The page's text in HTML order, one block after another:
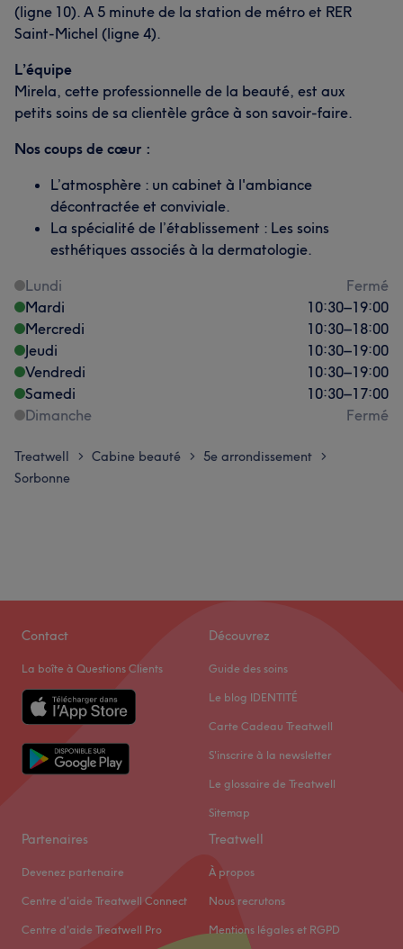
(ligne 10). A 5 minute de la station de métro et RER
Saint-Michel (ligne 4).
L’équipe
Mirela, cette professionnelle de la beauté, est aux
petits soins de sa clientèle grâce à son savoir-faire.
Nos coups de cœur :
L’atmosphère : un cabinet à l'ambiance
décontractée et conviviale.
La spécialité de l’établissement : Les soins
esthétiques associés à la dermatologie.
Lundi
Fermé
Mardi
10:30–19:00
Mercredi
10:30–18:00
Jeudi
10:30–19:00
Vendredi
10:30–19:00
Samedi
10:30–17:00
Dimanche
Fermé
Treatwell > Cabine beauté > 5e arrondissement >
Sorbonne
Contact
La boîte à Questions Clients
Découvrez
Guide des soins
Le blog IDENTITÉ
Carte Cadeau Treatwell
S'inscrire à la newsletter
Le glossaire de Treatwell
Sitemap
Partenaires
Devenez partenaire
Centre d'aide Treatwell Connect
Centre d'aide Treatwell Pro
Treatwell
À propos
Nous recrutons
Mentions légales et RGPD